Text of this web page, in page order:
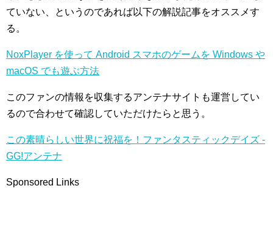
ていない、というのであれば以下の解説記事をオススメす
る。
NoxPlayer を使って Android スマホのゲームを Windows や
macOS でも遊ぶ方法
このファンの情報を収集するアンテナサイトも運営してい
るので合わせて確認していただけたらと思う。
この素晴らしい世界に祝福を！ファンタスティックデイズ -
GG!アンテナ
Sponsored Links